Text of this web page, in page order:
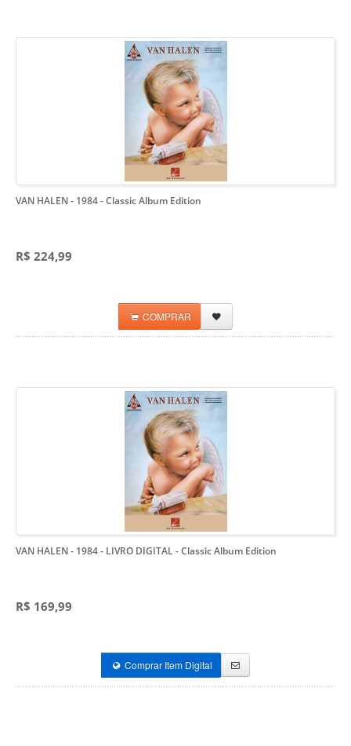
VAN HALEN - 1984- Classic Album Edition
R$ 224,99
COMPRAR
VAN HALEN - 1984 - LIVRO DIGITAL- Classic Album Edition
R$ 169,99
Comprar Item Digital